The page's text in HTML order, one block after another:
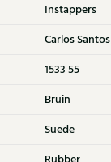
Instappers
Carlos Santos
1533 55
Bruin
Suede